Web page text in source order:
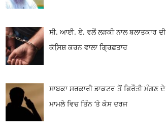
ਸੀ. ਆਈ. ਏ. ਵਲੋਂ ਲੜਕੀ ਨਾਲ ਬਲਾਤਕਾਰ ਦੀ
ਕੋਸਿ਼ਸ਼ ਕਰਨ ਵਾਲਾ ਗ੍ਰਿਫ਼ਤਾਰ
ਸਾਬਕਾ ਸਰਕਾਰੀ ਡਾਕਟਰ ਤੋਂ ਫਿਰੌਤੀ ਮੰਗਣ ਦੇ
ਮਾਮਲੇ ਵਿਚ ਤਿੰਨ ‘ਤੇ ਕੇਸ ਦਰਜ